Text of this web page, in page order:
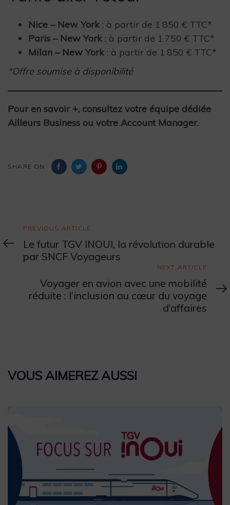
Nice – New York: à partir de 1 850 € TTC*
Paris – New York: à partir de 1 750 € TTC*
Milan – New York: à partir de 1 850 € TTC*
*Offre soumise à disponibilité
Pour en savoir +, consultez votre équipe dédiée
Ailleurs Business ou votre Account Manager.
SHARE ON
Previous
Article
PREVIOUS ARTICLE
Le futur TGV INOUI, la révolution durable
par SNCF Voyageurs
NEXT ARTICLE
Voyager en avion avec une mobilité
réduite : l’inclusion au cœur du voyage
d’affaires
VOUS AIMEREZ AUSSI